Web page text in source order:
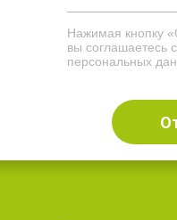
Нажимая кнопку
вы соглашаетесь
персональных